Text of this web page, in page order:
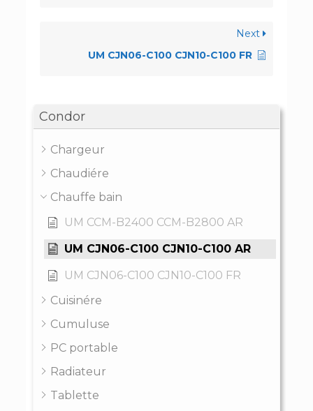
Condor
Chargeur
Chaudiére
Chauffe bain
UM CCM-B2400 CCM-B2800 AR
UM CJN06-C100 CJN10-C100 AR
UM CJN06-C100 CJN10-C100 FR
Cuisinére
Cumuluse
PC portable
Radiateur
Tablette
Next
UM CJN06-C100 CJN10-C100 FR